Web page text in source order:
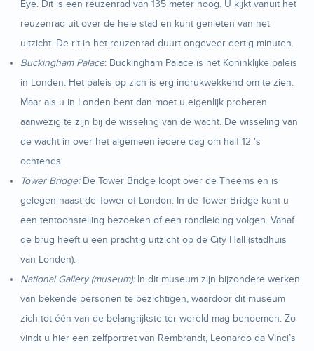
Eye. Dit is een reuzenrad van 135 meter hoog. U kijkt vanuit het
reuzenrad uit over de hele stad en kunt genieten van het
uitzicht. De rit in het reuzenrad duurt ongeveer dertig minuten.
Buckingham Palace: Buckingham Palace is het Koninklijke paleis
in Londen. Het paleis op zich is erg indrukwekkend om te zien.
Maar als u in Londen bent dan moet u eigenlijk proberen
aanwezig te zijn bij de wisseling van de wacht. De wisseling van
de wacht in over het algemeen iedere dag om half 12 's
ochtends.
Tower Bridge: De Tower Bridge loopt over de Theems en is
gelegen naast de Tower of London. In de Tower Bridge kunt u
een tentoonstelling bezoeken of een rondleiding volgen. Vanaf
de brug heeft u een prachtig uitzicht op de City Hall (stadhuis
van Londen).
National Gallery (museum):In dit museum zijn bijzondere werken
van bekende personen te bezichtigen, waardoor dit museum
zich tot één van de belangrijkste ter wereld mag benoemen. Zo
vindt u hier een zelfportret van Rembrandt, Leonardo da Vinci’s